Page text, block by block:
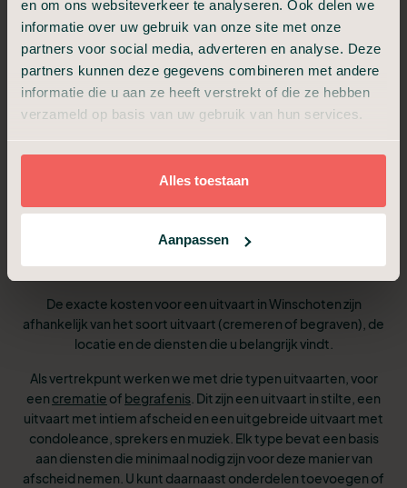
en om ons websiteverkeer te analyseren. Ook delen we
informatie over uw gebruik van onze site met onze
partners voor social media, adverteren en analyse. Deze
partners kunnen deze gegevens combineren met andere
informatie die u aan ze heeft verstrekt of die ze hebben
verzameld op basis van uw gebruik van hun services.
Alles toestaan
Aanpassen
6 We bespreken de dag van de uitvaart
We verzorgen het afscheid op de locatie van
de uitvaart
Pakketten en tarieven
vergelijken
De exacte kosten voor een uitvaart in Winschoten zijn
afhankelijk van het soort uitvaart (cremeren of begraven), de
locatie en de diensten die u belangrijk vindt.
Als vertrekpunt werken we met drie typen uitvaarten, voor
een crematie of begrafenis . Dit zijn een uitvaart in stilte, een
uitvaart met intiem afscheid en een uitgebreide uitvaart met
condoleance, sprekers en muziek. Elk type bevat een basis
aan diensten die minimaal nodig zijn voor deze manier van
afscheid nemen. U kunt daarnaast onderdelen toevoegen of